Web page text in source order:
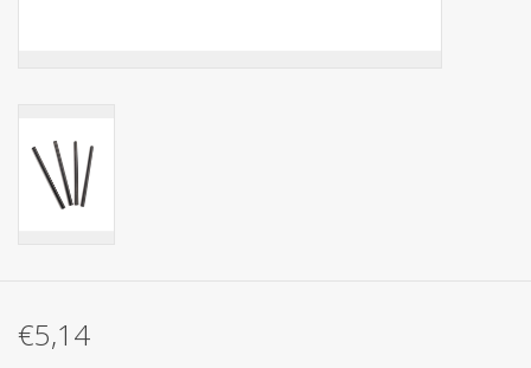
Verpakking
Kantoorbenodigdheden
Corona
€5,14